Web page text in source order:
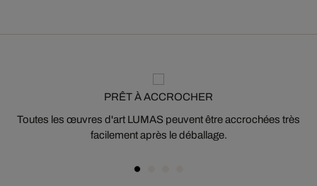
PRÊT À ACCROCHER
Toutes les œuvres d'art LUMAS peuvent être accrochées très
facilement après le déballage.